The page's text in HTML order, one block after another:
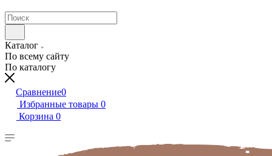
Каталог
По всему сайту
По каталогу
Сравнение0
Избранные товары 0
Корзина 0